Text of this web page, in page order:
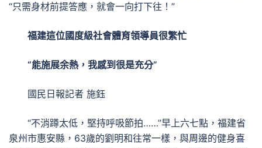
“只需身材前提答應，就會一向打下往！”
福建這位國度級社會體育領導員很繁忙
“能施展余熱，我感到很是充分”
國民日報記者 施鈺
“不消蹲太低，堅持呼吸節拍……”早上六七點，福建省
泉州市惠安縣，63歲的劉明和往常一樣，與周邊的健身喜